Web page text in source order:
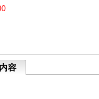
容